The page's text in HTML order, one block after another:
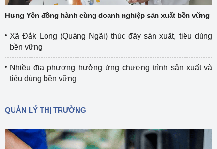
Hưng Yên đồng hành cùng doanh nghiệp sản xuất bền vững
Xã Đắk Long (Quảng Ngãi) thúc đẩy sản xuất, tiêu dùng
bền vững
Nhiều địa phương hưởng ứng chương trình sản xuất và
tiêu dùng bền vững
QUẢN LÝ THỊ TRƯỜNG